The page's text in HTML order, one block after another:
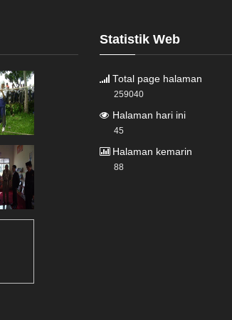
Statistik Web
Total page halaman
259040
Halaman hari ini
45
Halaman kemarin
88